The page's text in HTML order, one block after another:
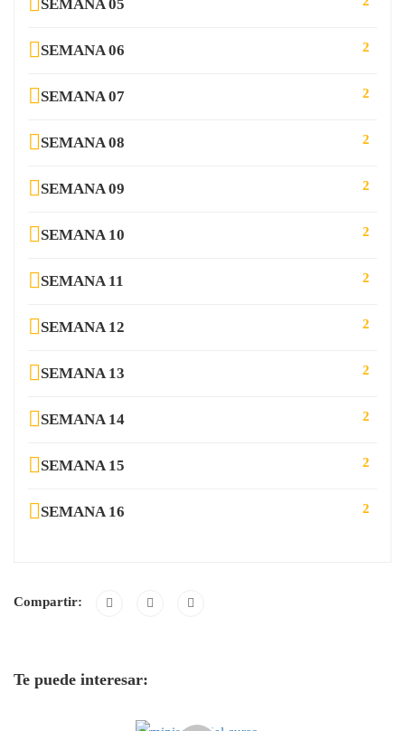
SEMANA 05
SEMANA 06 2
SEMANA 07 2
SEMANA 08 2
SEMANA 09 2
SEMANA 10 2
SEMANA 11 2
SEMANA 12 2
SEMANA 13 2
SEMANA 14 2
SEMANA 15 2
SEMANA 16 2
Compartir:
Te puede interesar: